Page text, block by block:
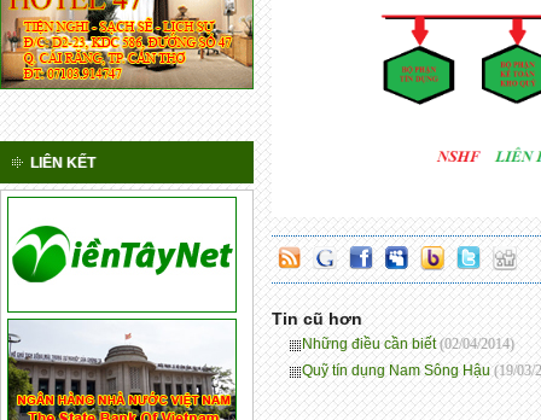
LIÊN KẾT
Tin cũ hơn
Những điều cần biết(02/04/2014)
Quỹ tín dụng Nam Sông Hậu(19/03/